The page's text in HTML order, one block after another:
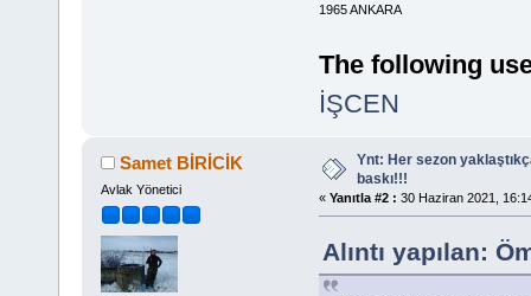
1965 ANKARA
The following
İŞCEN
Samet BİRİCİK
Avlak Yönetici
Ynt: Her sezon
baskı!!!
« Yanıtla #2 : 30 Haziran 2021,
Alıntı yapılan: